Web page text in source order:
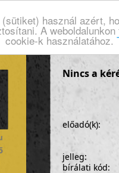
használ azért,
A
cookie-k használatához.
Nincs a
előadó(k):
jelleg:
bírálati kód: